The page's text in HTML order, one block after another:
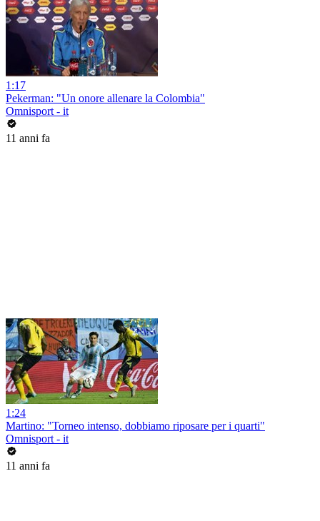
1:17
Pekerman: "Un onore allenare la Colombia"
Omnisport - it
11 anni fa
1:24
Martino: "Torneo intenso, dobbiamo riposare per i quarti"
Omnisport - it
11 anni fa